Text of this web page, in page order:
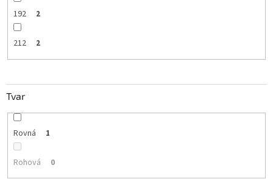
192 2
212 2
Tvar
Rovná 1
Rohová 0